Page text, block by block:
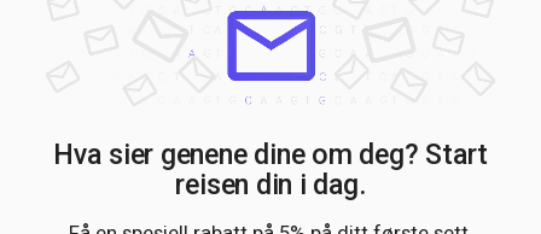
Hva sier genene dine om deg? Start
reisen din i dag.